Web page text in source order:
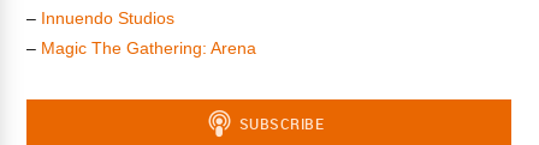
– Innuendo Studios
– Magic The Gathering: Arena